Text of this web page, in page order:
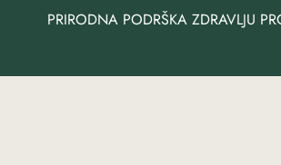
PRIRODNA PODRŠKA ZDRAVLJU